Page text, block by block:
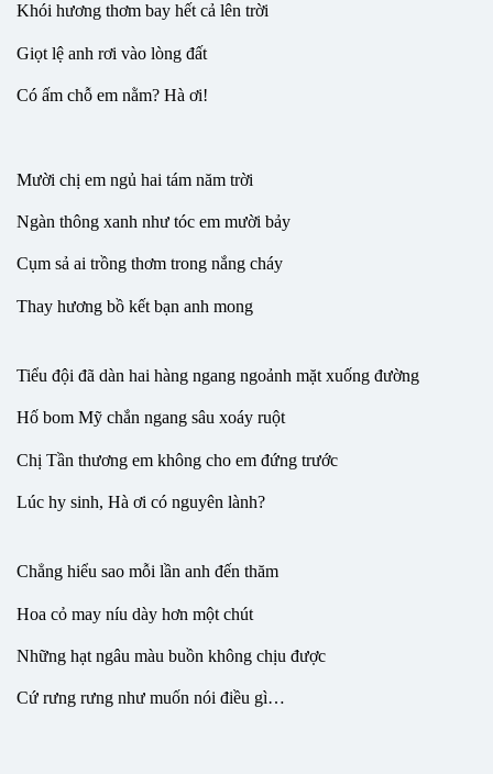
Khói hương thơm bay hết cả lên trời
Giọt lệ anh rơi vào lòng đất
Có ấm chỗ em nằm? Hà ơi!
Mười chị em ngủ hai tám năm trời
Ngàn thông xanh như tóc em mười bảy
Cụm sả ai trồng thơm trong nắng cháy
Thay hương bồ kết bạn anh mong
Tiểu đội đã dàn hai hàng ngang ngoảnh mặt xuống đường
Hố bom Mỹ chắn ngang sâu xoáy ruột
Chị Tần thương em không cho em đứng trước
Lúc hy sinh, Hà ơi có nguyên lành?
Chẳng hiểu sao mỗi lần anh đến thăm
Hoa cỏ may níu dày hơn một chút
Những hạt ngâu màu buồn không chịu được
Cứ rưng rưng như muốn nói điều gì…